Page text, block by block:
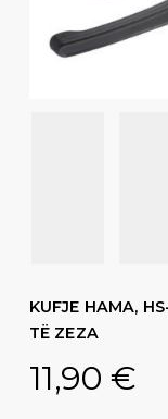
KUFJE HAMA,
TË ZEZA
11,90€